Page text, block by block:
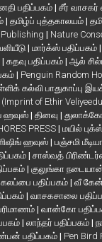
பதிப்பகம் | சீர் வாசகர்
| தமிழ்ப் புத்தகாலயம் |
Publishing | Nature
| மார்க்ஸ் பதிப்பகம் |
| கதவு பதிப்பகம் | ஆல்
| Penguin Random
கல்வி பாதுகாப்பு
of Ethir
ஹவுஸ்| தினவு |
PRESS | மயில்
ஹவுஸ் | பஞ்சமி
| சாஸ்வத்
| குலுங்கா
கலப்பை பதிப்பகம் | வீ கேன்
| வாசகசாலை
| வான்கோ
| லாந்தர் பதிப்பகம் |
பதிப்பகம் | Pen Bird